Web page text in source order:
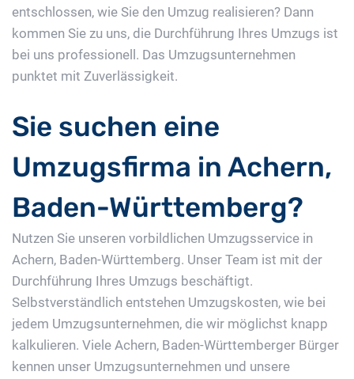
entschlossen, wie Sie den Umzug realisieren? Dann
kommen Sie zu uns, die Durchführung Ihres Umzugs ist
bei uns professionell. Das Umzugsunternehmen
punktet mit Zuverlässigkeit.
Sie suchen eine
Umzugsfirma in Achern,
Baden-Württemberg?
Nutzen Sie unseren vorbildlichen Umzugsservice in
Achern, Baden-Württemberg. Unser Team ist mit der
Durchführung Ihres Umzugs beschäftigt.
Selbstverständlich entstehen Umzugskosten, wie bei
jedem Umzugsunternehmen, die wir möglichst knapp
kalkulieren. Viele Achern, Baden-Württemberger Bürger
kennen unser Umzugsunternehmen und unsere